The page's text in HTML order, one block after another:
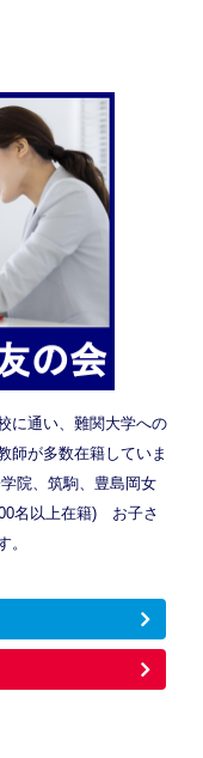
に通い、難関大学への
師が多数在籍していま
院、筑駒、豊島岡女
名以上在籍) お子さ
。